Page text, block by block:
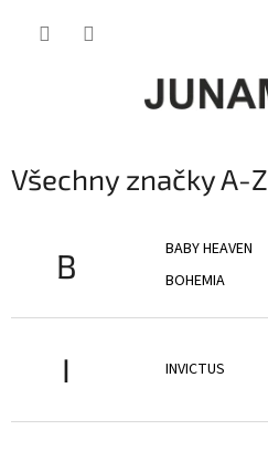
Všechny značky A-Z
B
BABY HEAVEN
BOHEMIA
I INVICTUS